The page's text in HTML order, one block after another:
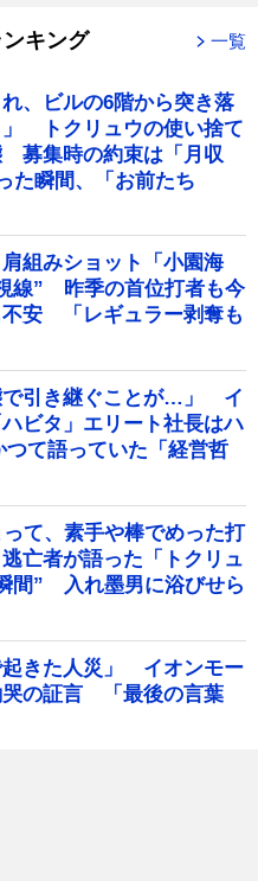
キング 一覧
、ビルの6階から突き落
トクリュウの使い捨て
募集時の約束は「月収
た瞬間、「お前たち
組みショット「小園海
線” 昨季の首位打者も今
安 「レギュラー剥奪も
で引き継ぐことが…」 イ
ビタ」エリート社長はハ
て語っていた「経営哲
って、素手や棒でめった打
亡者が語った「トクリュ
間” 入れ墨男に浴びせら
起きた人災」 イオンモー
哭の証言 「最後の言葉